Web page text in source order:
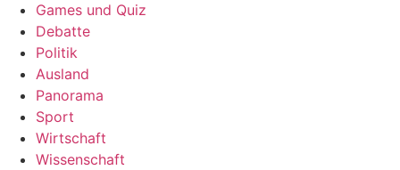
Games und Quiz
Debatte
Politik
Ausland
Panorama
Sport
Wirtschaft
Wissenschaft